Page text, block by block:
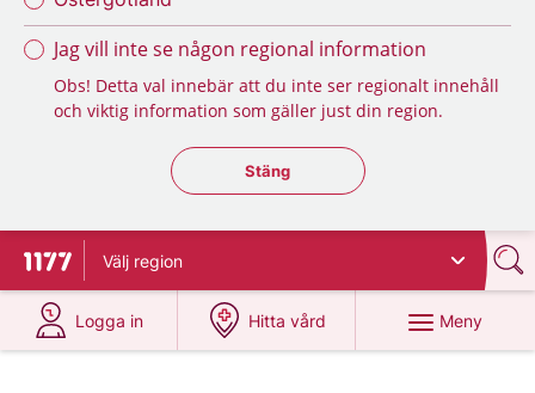
Jag vill inte se någon regional information
Obs! Detta val innebär att du inte ser regionalt innehåll
och viktig information som gäller just din region.
Stäng regionsväljaren
Stäng
Till startsidan för 1177
Välj region
Logga in
på 1177.se
Hitta vård
på 1177.se
Meny